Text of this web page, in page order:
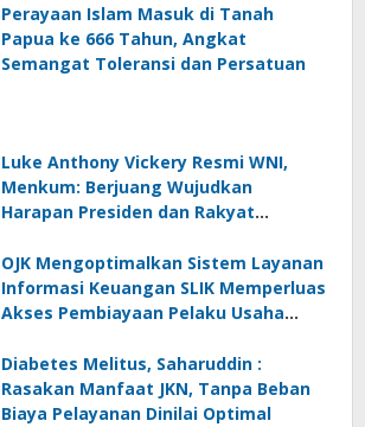
Perayaan Islam Masuk di Tanah
Papua ke 666 Tahun, Angkat
Semangat Toleransi dan Persatuan
Luke Anthony Vickery Resmi WNI,
Menkum: Berjuang Wujudkan
Harapan Presiden dan Rakyat
OJK Mengoptimalkan Sistem Layanan
Informasi Keuangan SLIK Memperluas
Akses Pembiayaan Pelaku Usaha
Diabetes Melitus, Saharuddin :
Rasakan Manfaat JKN, Tanpa Beban
Biaya Pelayanan Dinilai Optimal